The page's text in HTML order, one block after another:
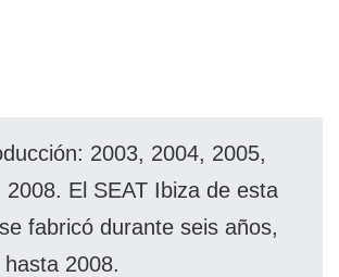
2003, 2004, 2005,
2008. El SEAT Ibiza de esta
fabricó durante seis años,
2008.